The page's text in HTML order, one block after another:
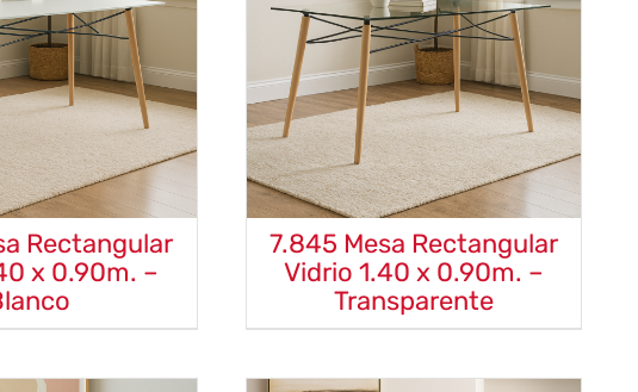
Rectangular
x 0.90m. –
7.845 Mesa Rectangular
Vidrio 1.40 x 0.90m. –
Transparente